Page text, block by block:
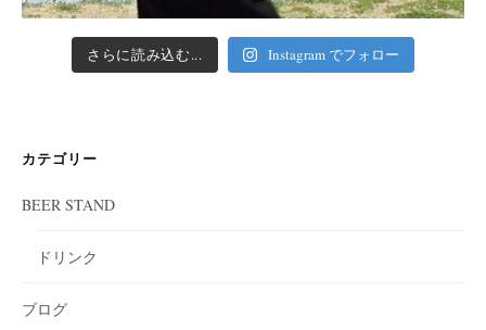
さらに読み込む... Instagram でフォロー
カテゴリー
BEER STAND
ドリンク
ブログ